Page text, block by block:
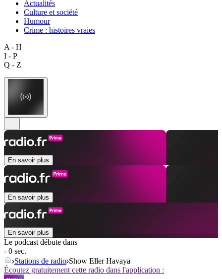
Actualités
Culture et société
Humour
Crime : histoires vraies
A - H
I - P
Q - Z
En savoir plus
En savoir plus
En savoir plus
Le podcast débute dans
- 0 sec.
Stations de radio Show Eller Havaya
Écoutez gratuitement cette radio dans l'application :